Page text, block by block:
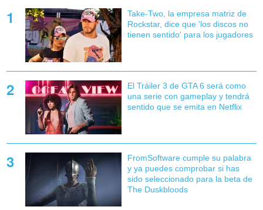
Take-Two, la empresa matriz de
Rockstar, dice que 'los discos no
tienen sentido' para los jugadores
El Tráiler 3 de GTA 6 será como
una serie con gameplay y tendrá
sentido que se emita en Netflix
FromSoftware cumple su palabra
y ya puedes comprobar si has
sido seleccionado para la beta de
The Duskbloods